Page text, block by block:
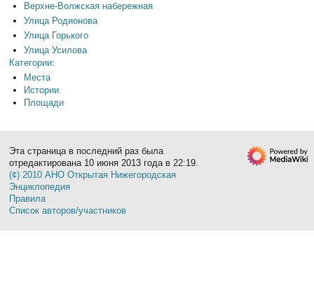
Верхне-Волжская набережная
Улица Родионова
Улица Горького
Улица Усилова
Категории:
Места
Истории
Площади
Эта страница в последний раз была
отредактирована 10 июня 2013 года в 22:19.
(¢) 2010 АНО Открытая Нижегородская
Энциклопедия
Правила
Список авторов/участников